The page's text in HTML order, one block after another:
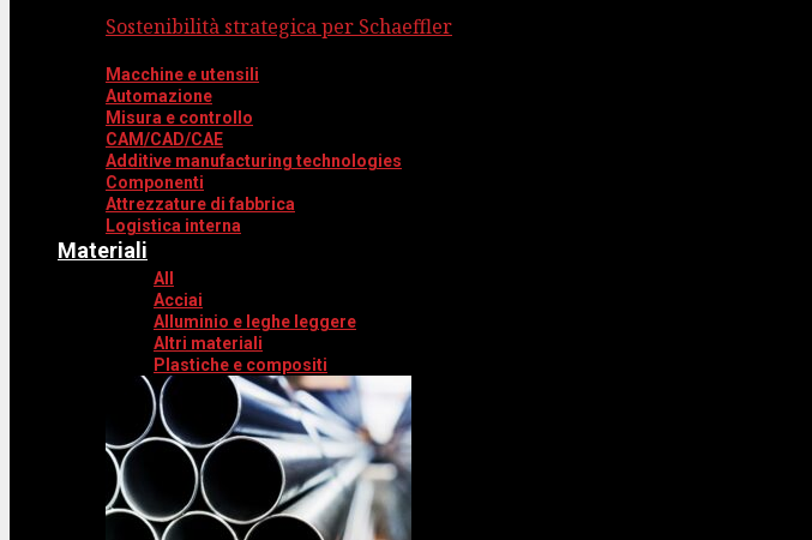
Sostenibilità strategica per Schaeffler
Macchine e utensili
Automazione
Misura e controllo
CAM/CAD/CAE
Additive manufacturing technologies
Componenti
Attrezzature di fabbrica
Logistica interna
Materiali
All
Acciai
Alluminio e leghe leggere
Altri materiali
Plastiche e compositi